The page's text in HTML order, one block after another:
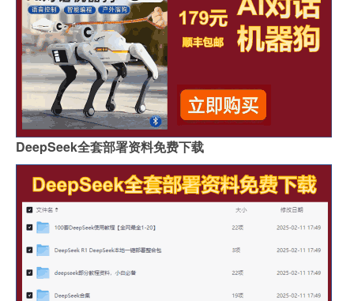
DeepSeek全套部署资料免费下载